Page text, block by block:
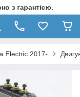
з гарантією.
Electric 2017-